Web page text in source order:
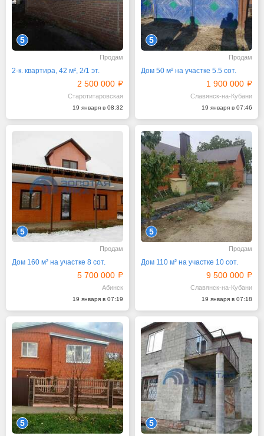
5
Продам
2-к. квартира, 42 м², 2/1 эт.
2 500 000
Старотитаровская
19 января в 08:32
5
Продам
Дом 50 м² на участке 5.5 сот.
1 900 000
Славянск-на-Кубани
19 января в 07:46
5
Продам
Дом 160 м² на участке 8 сот.
5 700 000
Абинск
19 января в 07:19
5
Продам
Дом 110 м² на участке 10 сот.
9 500 000
Славянск-на-Кубани
19 января в 07:18
5 5